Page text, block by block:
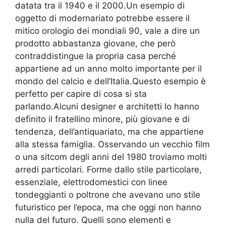
datata tra il 1940 e il 2000.Un esempio di
oggetto di modernariato potrebbe essere il
mitico orologio dei mondiali 90, vale a dire un
prodotto abbastanza giovane, che però
contraddistingue la propria casa perché
appartiene ad un anno molto importante per il
mondo del calcio e dell’Italia.Questo esempio è
perfetto per capire di cosa si sta
parlando.Alcuni designer e architetti lo hanno
definito il fratellino minore, più giovane e di
tendenza, dell’antiquariato, ma che appartiene
alla stessa famiglia. Osservando un vecchio film
o una sitcom degli anni del 1980 troviamo molti
arredi particolari. Forme dallo stile particolare,
essenziale, elettrodomestici con linee
tondeggianti o poltrone che avevano uno stile
futuristico per l’epoca, ma che oggi non hanno
nulla del futuro. Quelli sono elementi e